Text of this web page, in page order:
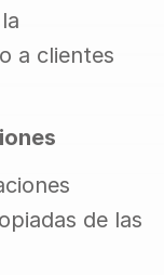
a clientes
de las